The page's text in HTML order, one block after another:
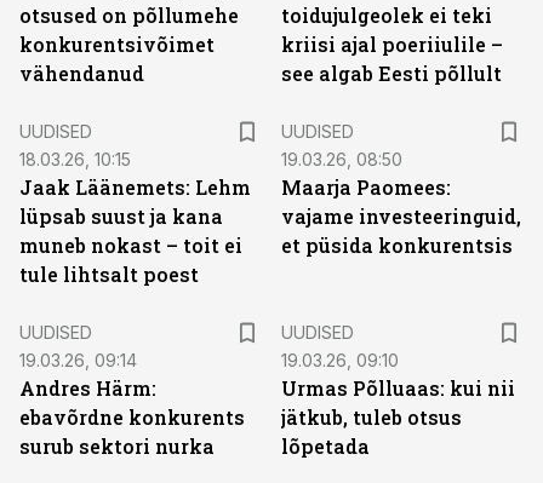
otsused on põllumehe
konkurentsivõimet
vähendanud
toidujulgeolek ei teki
kriisi ajal poeriiulile –
see algab Eesti põllult
UUDISED
18.03.26, 10:15
Jaak Läänemets: Lehm
lüpsab suust ja kana
muneb nokast – toit ei
tule lihtsalt poest
UUDISED
19.03.26, 08:50
Maarja Paomees:
vajame investeeringuid,
et püsida konkurentsis
UUDISED
19.03.26, 09:14
Andres Härm:
ebavõrdne konkurents
surub sektori nurka
UUDISED
19.03.26, 09:10
Urmas Põlluaas: kui nii
jätkub, tuleb otsus
lõpetada